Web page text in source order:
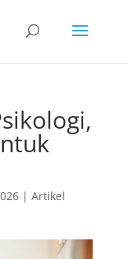
| Artikel